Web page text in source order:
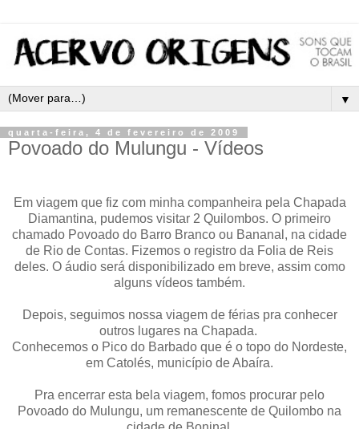
▼
quarta-feira, 4 de fevereiro de 2009
Povoado do Mulungu - Vídeos
Em viagem que fiz com minha companheira pela Chapada
Diamantina, pudemos visitar 2 Quilombos. O primeiro
chamado Povoado do Barro Branco ou Bananal, na cidade
de Rio de Contas. Fizemos o registro da Folia de Reis
deles. O áudio será disponibilizado em breve, assim como
alguns vídeos também.
Depois, seguimos nossa viagem de férias pra conhecer
outros lugares na Chapada.
Conhecemos o Pico do Barbado que é o topo do Nordeste,
em Catolés, município de Abaíra.
Pra encerrar esta bela viagem, fomos procurar pelo
Povoado do Mulungu, um remanescente de Quilombo na